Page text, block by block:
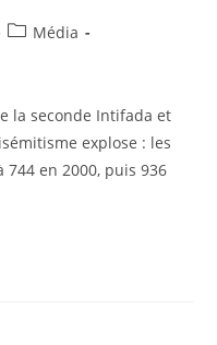
Média
la seconde Intifada et
explose : les
744 en 2000, puis 936